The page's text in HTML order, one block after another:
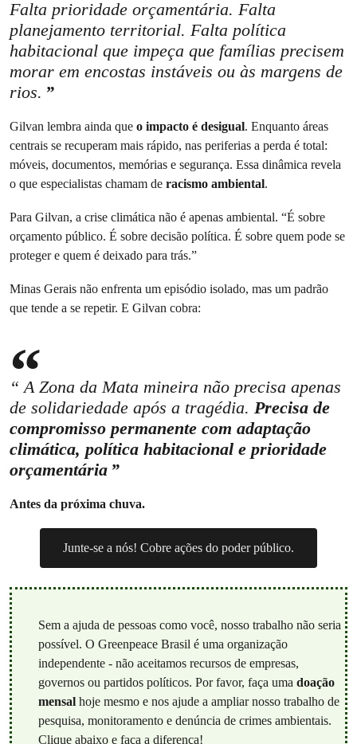
Falta prioridade orçamentária. Falta
planejamento territorial. Falta política
habitacional que impeça que famílias precisem
morar em encostas instáveis ou às margens de
rios.
Gilvan lembra ainda que o impacto é desigual. Enquanto áreas
centrais se recuperam mais rápido, nas periferias a perda é total:
móveis, documentos, memórias e segurança. Essa dinâmica revela
o que especialistas chamam de racismo ambiental.
Para Gilvan, a crise climática não é apenas ambiental. “É sobre
orçamento público. É sobre decisão política. É sobre quem pode se
proteger e quem é deixado para trás.”
Minas Gerais não enfrenta um episódio isolado, mas um padrão
que tende a se repetir. E Gilvan cobra:
“ A Zona da Mata mineira não precisa apenas
de solidariedade após a tragédia. Precisa de
compromisso permanente com adaptação
climática, política habitacional e prioridade
orçamentária
Antes da próxima chuva.
Junte-se a nós! Cobre ações do poder público.
Sem a ajuda de pessoas como você, nosso trabalho não seria
possível. O Greenpeace Brasil é uma organização
independente - não aceitamos recursos de empresas,
governos ou partidos políticos. Por favor, faça uma doação
mensalhoje mesmo e nos ajude a ampliar nosso trabalho de
pesquisa, monitoramento e denúncia de crimes ambientais.
Clique abaixo e faça a diferença!